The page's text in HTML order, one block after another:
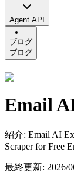
Agent API
ブログ
ブログ
Email
紹介: Email AI
Scraper for Free
最終更新: 2026/